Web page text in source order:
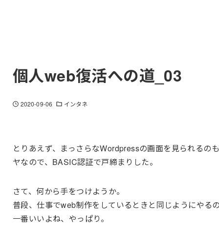
個人web復活への道_03
2020-09-06 インタネ
とりあえず、まっさらなWordpressの画面を見られるの
ヤなので、BASIC認証で戸締まりした。
さて、何から手をつけようか。
普段、仕事でweb制作をしているときと同じようにやる
一番いいよね、やっぱり。